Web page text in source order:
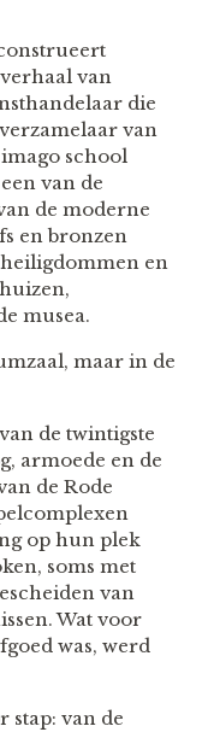
van
die
van
school
van de
de moderne
en bronzen
en
musea.
maar in de
de twintigste
armoede en de
de Rode
op hun plek
soms met
van
Wat voor
was, werd
stap: van de